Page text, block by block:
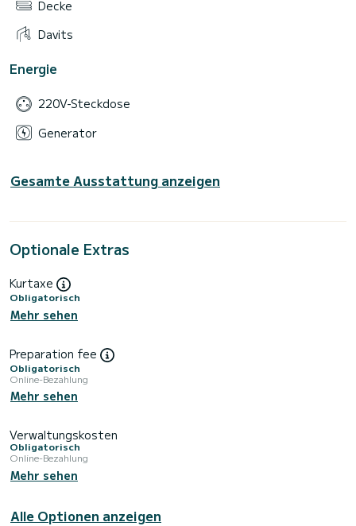
Decke
Davits
Energie
220V-Steckdose
Generator
Gesamte Ausstattung anzeigen
Optionale Extras
Kurtaxe
Obligatorisch
Mehr sehen
Preparation fee
Obligatorisch
Online-Bezahlung
Mehr sehen
Verwaltungskosten
Obligatorisch
Online-Bezahlung
Mehr sehen
Alle Optionen anzeigen